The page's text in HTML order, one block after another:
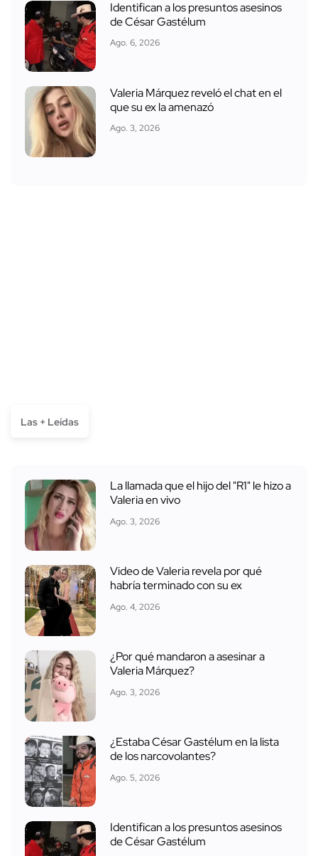
Identifican a los presuntos asesinos
de César Gastélum
Ago. 6, 2026
Valeria Márquez reveló el chat en el
que su ex la amenazó
Ago. 3, 2026
Las + Leídas
La llamada que el hijo del "R1" le hizo a
Valeria en vivo
Ago. 3, 2026
Video de Valeria revela por qué
habría terminado con su ex
Ago. 4, 2026
¿Por qué mandaron a asesinar a
Valeria Márquez?
Ago. 3, 2026
¿Estaba César Gastélum en la lista
de los narcovolantes?
Ago. 5, 2026
Identifican a los presuntos asesinos
de César Gastélum